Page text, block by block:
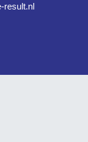
result.nl